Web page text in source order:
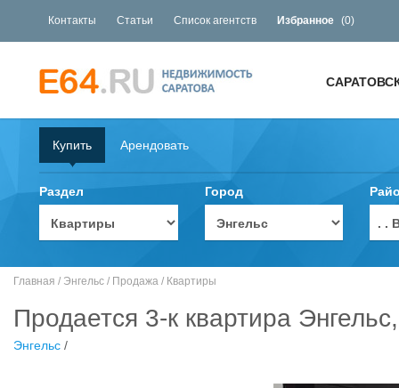
Контакты Статьи Список агентств Избранное (0)
Купить Арендовать
Раздел Город
. .
Главная / Энгельс / Продажа / Квартиры
Продается 3-к квартира
Энгельс /